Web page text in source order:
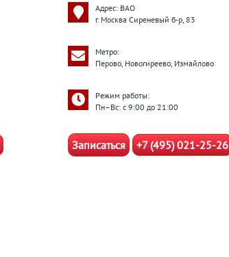
Адрес: ВАО
г. Москва Сиреневый б-р, 83
Метро:
Перово, Новогиреево, Измайлово
Режим работы:
Пн–Вс: с 9:00 до 21:00
Записаться +7 (495) 021-25-26